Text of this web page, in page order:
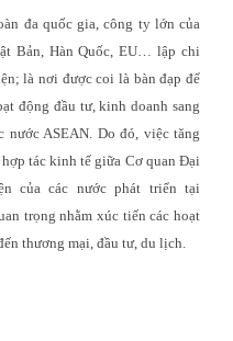
đa quốc gia, công ty lớn của
Bản, Hàn Quốc, EU… lập chi
là nơi được coi là bàn đạp để
động đầu tư, kinh doanh sang
nước ASEAN. Do đó, việc tăng
tác kinh tế giữa Cơ quan Đại
của các nước phát triển tại
trọng nhằm xúc tiến các hoạt
thương mại, đầu tư, du lịch.